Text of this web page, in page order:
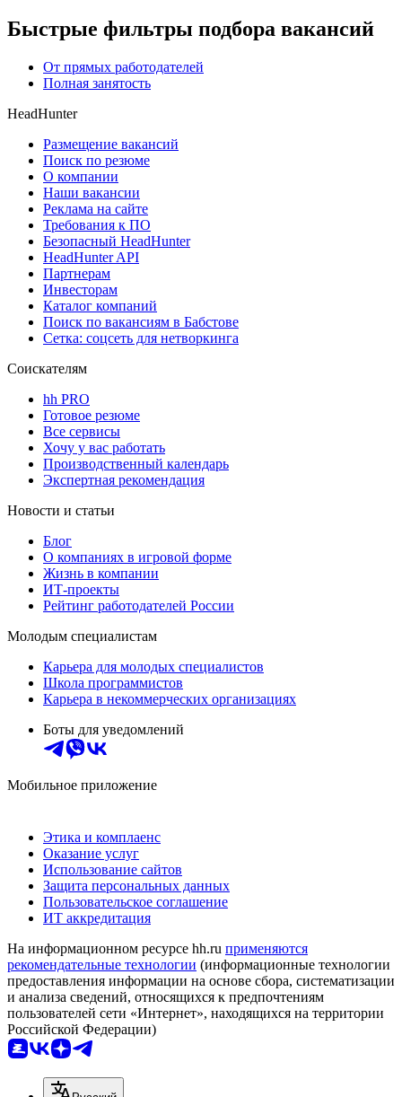
Быстрые фильтры подбора вакансий
От прямых работодателей
Полная занятость
HeadHunter
Размещение вакансий
Поиск по резюме
О компании
Наши вакансии
Реклама на сайте
Требования к ПО
Безопасный HeadHunter
HeadHunter API
Партнерам
Инвесторам
Каталог компаний
Поиск по вакансиям в Бабстове
Сетка: соцсеть для нетворкинга
Соискателям
hh PRO
Готовое резюме
Все сервисы
Хочу у вас работать
Производственный календарь
Экспертная рекомендация
Новости и статьи
Блог
О компаниях в игровой форме
Жизнь в компании
ИТ-проекты
Рейтинг работодателей России
Молодым специалистам
Карьера для молодых специалистов
Школа программистов
Карьера в некоммерческих организациях
Боты для уведомлений
Мобильное приложение
Этика и комплаенс
Оказание услуг
Использование сайтов
Защита персональных данных
Пользовательское соглашение
ИТ аккредитация
На информационном ресурсе hh.ru применяются
рекомендательные технологии (информационные технологии
предоставления информации на основе сбора, систематизации
и анализа сведений, относящихся к предпочтениям
пользователей сети «Интернет», находящихся на территории
Российской Федерации)